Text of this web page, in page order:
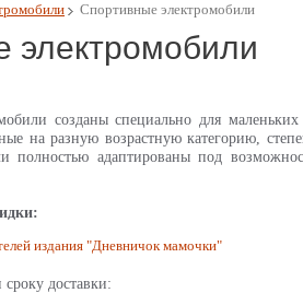
Спортивные электромобили
электромобили
созданы специально для
на разную возрастную категорию,
полностью адаптированы под
издания "Дневничок мамочки"
доставки: